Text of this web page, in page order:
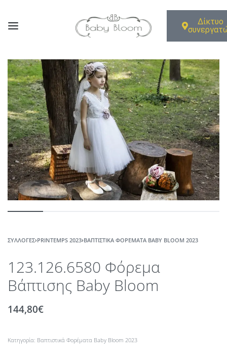
Δίκτυο
ΣΥΛΛΟΓΈΣ›PRINTEMPS 2023›ΒΑΠΤΙΣΤΙΚΆ ΦΟΡΈΜΑΤΑ BABY BLOOM 2023
123.126.6580 Φόρεμα
Βάπτισης Baby Bloom
144,80€
Κατηγορία: Βαπτιστικά Φορέματα Baby Bloom 2023